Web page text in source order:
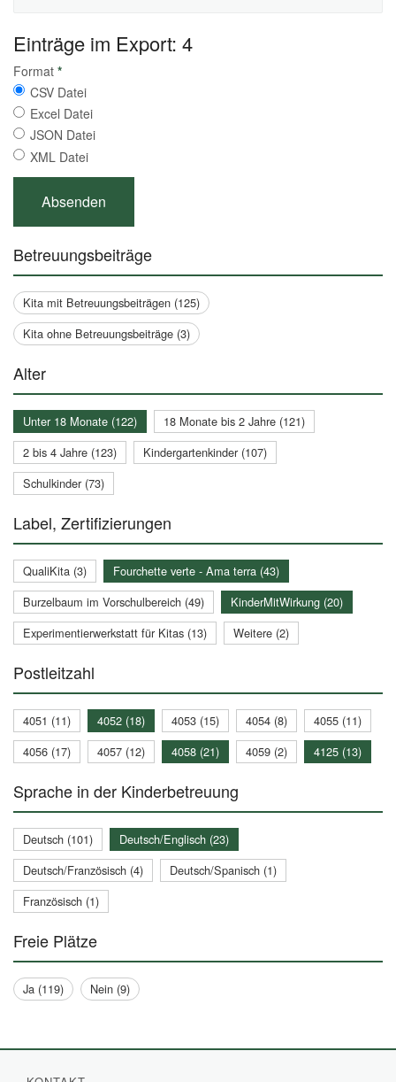
Einträge im Export: 4
Format *
CSV Datei
Excel Datei
JSON Datei
XML Datei
Betreuungsbeiträge
Kita mit Betreuungsbeiträgen (125)
Kita ohne Betreuungsbeiträge (3)
Alter
Unter 18 Monate (122)
18 Monate bis 2 Jahre (121)
2 bis 4 Jahre (123)
Kindergartenkinder (107)
Schulkinder (73)
Label, Zertifizierungen
QualiKita (3)
Fourchette verte - Ama terra (43)
Burzelbaum im Vorschulbereich (49)
KinderMitWirkung (20)
Experimentierwerkstatt für Kitas (13)
Weitere (2)
Postleitzahl
4051 (11) 4052 (18) 4053 (15) 4054 (8)
4055 (11)
4056 (17)
4057 (12) 4058 (21) 4059 (2) 4125 (13)
Sprache in der Kinderbetreuung
Deutsch (101)
Deutsch/Englisch (23)
Deutsch/Französisch (4)
Deutsch/Spanisch (1)
Französisch (1)
Freie Plätze
Ja (119) Nein (9)